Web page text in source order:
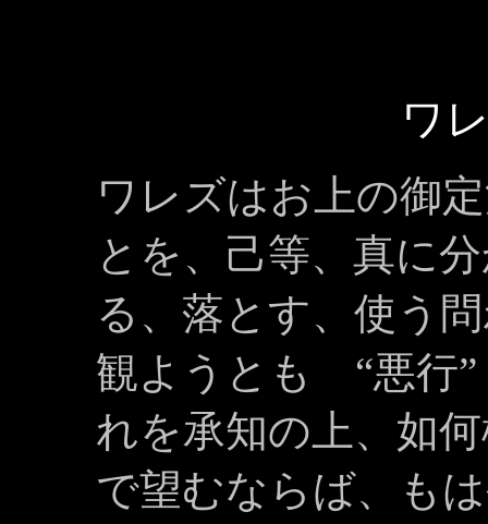
ワ
ワレズはお上の御
とを、己等、真に
る、落とす、使う
観ようとも “悪行
れを承知の上、如
で望むならば、も